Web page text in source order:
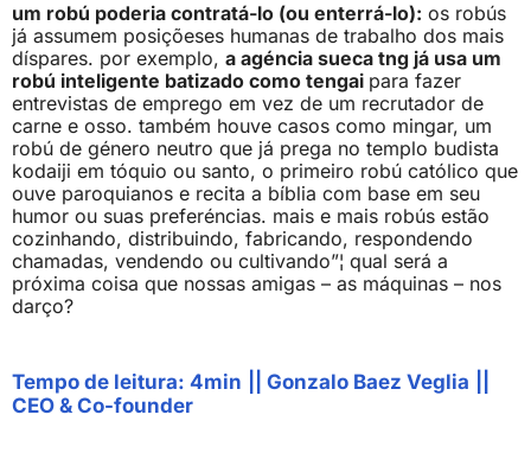
um robú poderia contratá-lo (ou enterrá-lo): os robús
já assumem posiçõeses humanas de trabalho dos mais
díspares. por exemplo, a agéncia sueca tng já usa um
robú inteligente batizado como tengai para fazer
entrevistas de emprego em vez de um recrutador de
carne e osso. também houve casos como mingar, um
robú de género neutro que já prega no templo budista
kodaiji em tóquio ou santo, o primeiro robú católico que
ouve paroquianos e recita a bíblia com base em seu
humor ou suas preferéncias. mais e mais robús estão
cozinhando, distribuindo, fabricando, respondendo
chamadas, vendendo ou cultivando”¦ qual será a
próxima coisa que nossas amigas – as máquinas – nos
darço?
Tempo de leitura: 4min Gonzalo Baez Veglia
CEO & Co-founder